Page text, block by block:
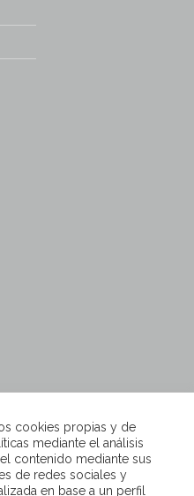
cookies propias y de
mediante el análisis
contenido mediante sus
de redes sociales y
en base a un perfil